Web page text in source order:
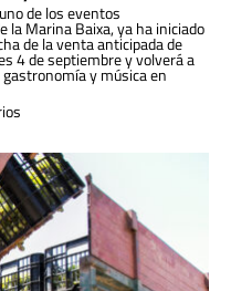
de los eventos
la Marina Baixa, ya ha iniciado
de la venta anticipada de
4 de septiembre y volverá a
y música en